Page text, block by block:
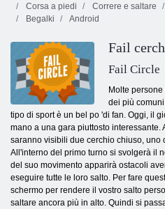
Corsa a piedi
Correre e saltare
Begalki
Android
Fail
Fail Circle
Molte
dei più
tipo di sport è un bel po 'di fan. Oggi, il
mano a una gara piuttosto
saranno visibili due cerchio chiuso, uno
All'interno del primo turno si svolgerà il
del suo movimento apparirà ostacoli
eseguire tutte le loro salto. Per fare
schermo per rendere il vostro salto
saltare ancora più in alto. Quindi si